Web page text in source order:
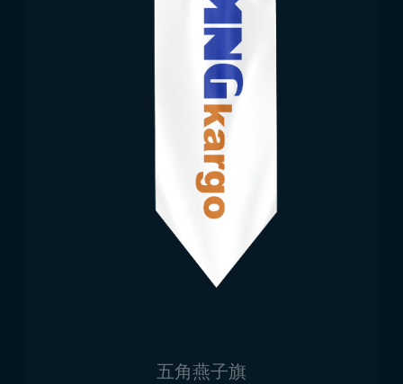
Trend Bayrak是卢旺达国旗生产与供应的可靠来源。国
旗的每个细节均依据国际质量标准设计制造。趋势旗帜
确保旗帜采用正确色彩、耐用面料及高品质印刷技术制
作。提供多种尺寸选择，使其适用于各类活动和使用场
景。此外，趋势旗帜在旗帜供应过程中优先考虑客户满
意度，提供快速交付选项。
款式及其他需求，均可联系 Trend
Bayrak。
使用谷歌地图来访我们！
五角燕子旗